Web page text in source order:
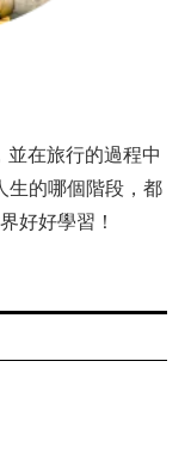
並在旅行的過程中
生的哪個階段，都
好好學習！